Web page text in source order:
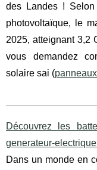
des Landes !
photovoltaïque, le
2025, atteignant 3,2
vous demandez
solaire sai (
Découvrez les
generateur-
Dans un monde en